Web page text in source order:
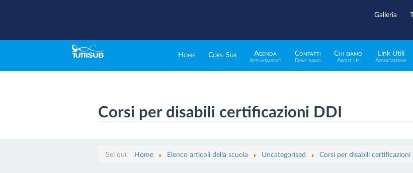
Galleria
Home Corsi Sub Agenda
Appuntamenti
Contatti
Dove siamo
Chi siamo
About Us
Link Utili
Associazione
Corsi per disabili certificazioni DDI
Sei qui: Home Elenco articoli della scuola Uncategorised Corsi per disabili certificazioni